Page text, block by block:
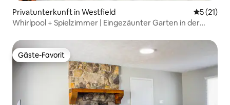
Privatunterkunft in Westfield
5 (21)
Whirlpool + Spielzimmer | Eingezäunter Garten in der
Gäste-Favorit
Gäste-Favorit